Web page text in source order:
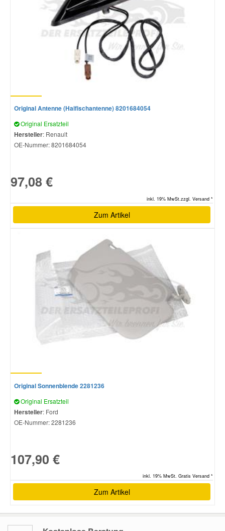
Original Antenne (Haifischantenne) 8201684054
Original Ersatzteil
Hersteller: Renault
OE-Nummer:8201684054
97,08 €
inkl. 19% MwSt.zzgl. Versand *
Zum Artikel
Original Sonnenblende 2281236
Original Ersatzteil
Hersteller: Ford
OE-Nummer:2281236
107,90 €
inkl. 19% MwSt. Gratis Versand *
Zum Artikel